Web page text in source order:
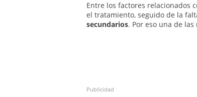
Entre los factores relacionados
el tratamiento, seguido de la
secundarios. Por eso una de
Publicidad